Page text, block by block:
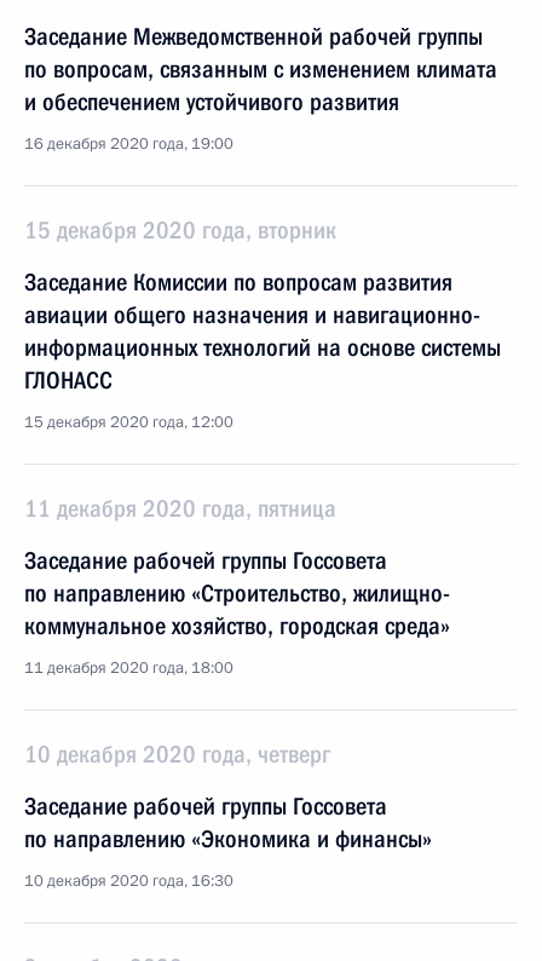
Заседание Межведомственной рабочей группы
по вопросам, связанным с изменением климата
и обеспечением устойчивого развития
16 декабря 2020 года, 19:00
15 декабря 2020 года, вторник
Заседание Комиссии по вопросам развития
авиации общего назначения и навигационно-
информационных технологий на основе системы
ГЛОНАСС
15 декабря 2020 года, 12:00
11 декабря 2020 года, пятница
Заседание рабочей группы Госсовета
по направлению «Строительство, жилищно-
коммунальное хозяйство, городская среда»
11 декабря 2020 года, 18:00
10 декабря 2020 года, четверг
Заседание рабочей группы Госсовета
по направлению «Экономика и финансы»
10 декабря 2020 года, 16:30